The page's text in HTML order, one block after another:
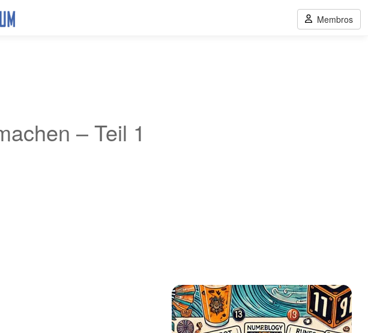
– Teil 1
Membros